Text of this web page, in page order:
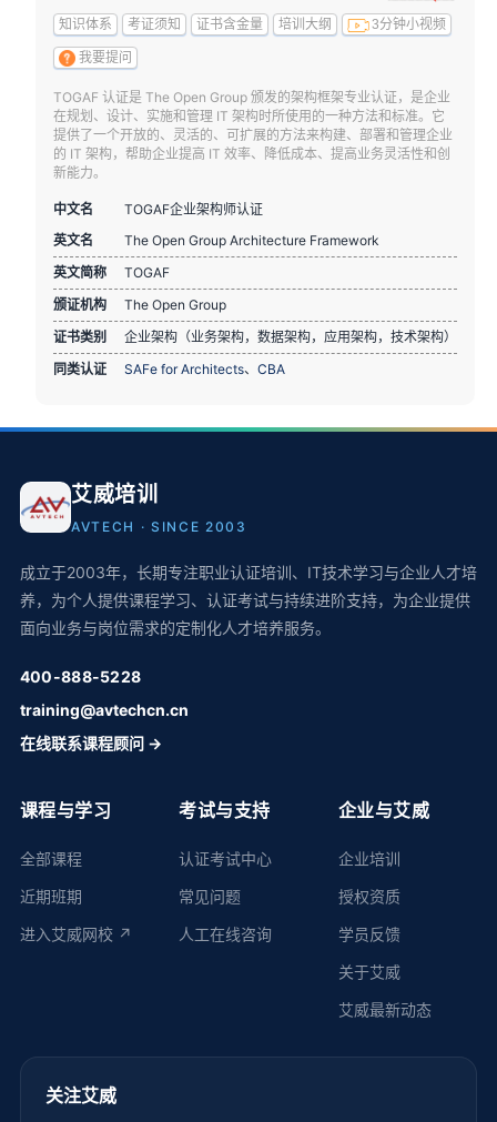
知识体系 考证须知 证书含金量 培训大纲 3分钟小视频
我要提问
TOGAF 认证是 The Open Group 颁发的架构框架专业认证，是企业
在规划、设计、实施和管理 IT 架构时所使用的一种方法和标准。它
提供了一个开放的、灵活的、可扩展的方法来构建、部署和管理企业
的 IT 架构，帮助企业提高 IT 效率、降低成本、提高业务灵活性和创
新能力。
中文名
TOGAF企业架构师认证
英文名
The Open Group Architecture Framework
英文简称
TOGAF
颁证机构
The Open Group
证书类别
企业架构（业务架构，数据架构，应用架构，技术架构）
同类认证
SAFe for Architects、CBA
艾威培训
AVTECH · SINCE 2003
成立于2003年，长期专注职业认证培训、IT技术学习与企业人才培
养，为个人提供课程学习、认证考试与持续进阶支持，为企业提供
面向业务与岗位需求的定制化人才培养服务。
400-888-5228
training@avtechcn.cn
在线联系课程顾问 →
课程与学习
全部课程
近期班期
进入艾威网校 ↗
考试与支持
认证考试中心
常见问题
人工在线咨询
企业与艾威
企业培训
授权资质
学员反馈
关于艾威
艾威最新动态
关注艾威